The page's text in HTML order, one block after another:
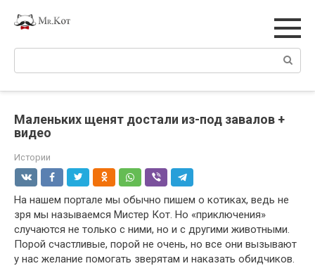
Поиск:
Маленьких щенят достали из-под завалов +
видео
Истории
На нашем портале мы обычно пишем о котиках, ведь не
зря мы называемся Мистер Кот. Но «приключения»
случаются не только с ними, но и с другими животными.
Порой счастливые, порой не очень, но все они вызывают
у нас желание помогать зверятам и наказать обидчиков.